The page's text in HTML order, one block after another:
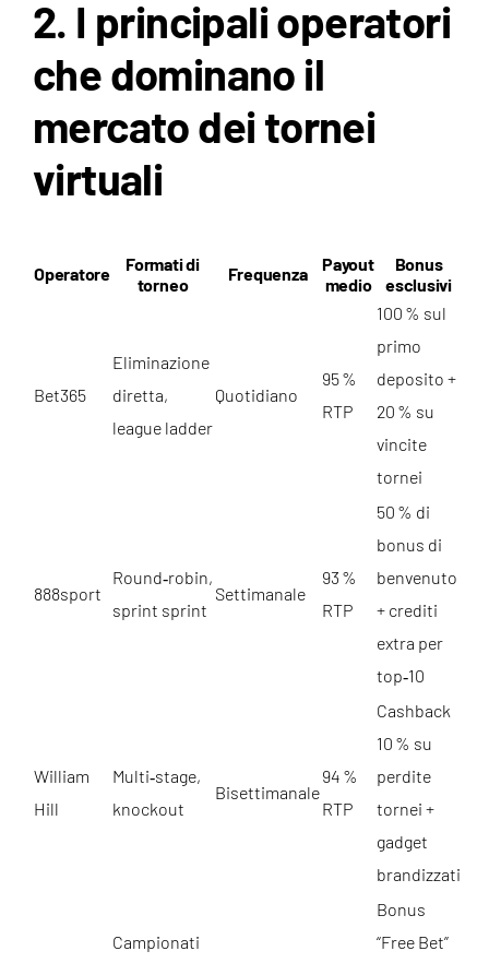
2. I principali operatori
che dominano il
mercato dei tornei
virtuali
Operatore
Formati di
torneo
Frequenza
Payout
medio
Bonus
esclusivi
Bet365
Eliminazione
diretta,
league ladder
Quotidiano
95 %
RTP
100 % sul
primo
deposito +
20 % su
vincite
tornei
888sport
Round‑robin,
sprint sprint
Settimanale
93 %
RTP
50 % di
bonus di
benvenuto
+ crediti
extra per
top‑10
William
Hill
Multi‑stage,
knockout
Bisettimanale
94 %
RTP
Cashback
10 % su
perdite
tornei +
gadget
brandizzati
Campionati
Bonus
“Free Bet”